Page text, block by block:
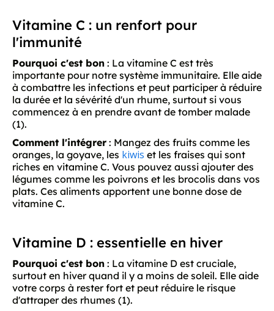
Vitamine C : un renfort pour
l'immunité
Pourquoi c'est bon : La vitamine C est très
importante pour notre système immunitaire. Elle aide
à combattre les infections et peut participer à réduire
la durée et la sévérité d'un rhume, surtout si vous
commencez à en prendre avant de tomber malade
(1).
Comment l'intégrer : Mangez des fruits comme les
oranges, la goyave, les kiwis et les fraises qui sont
riches en vitamine C. Vous pouvez aussi ajouter des
légumes comme les poivrons et les brocolis dans vos
plats. Ces aliments apportent une bonne dose de
vitamine C.
Vitamine D : essentielle en hiver
Pourquoi c'est bon : La vitamine D est cruciale,
surtout en hiver quand il y a moins de soleil. Elle aide
votre corps à rester fort et peut réduire le risque
d'attraper des rhumes (1).